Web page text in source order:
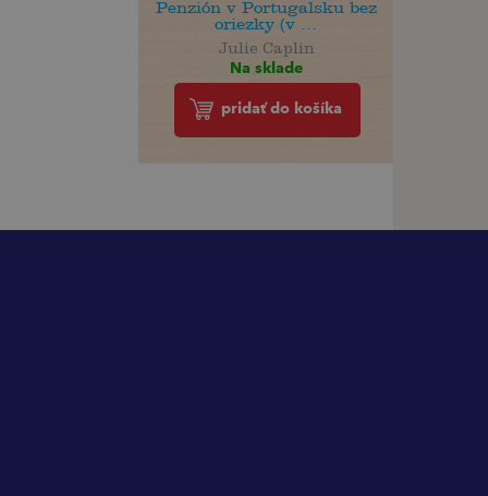
Penzión v Portugalsku bez
oriezky (v ...
Julie Caplin
Na sklade
pridať do košíka